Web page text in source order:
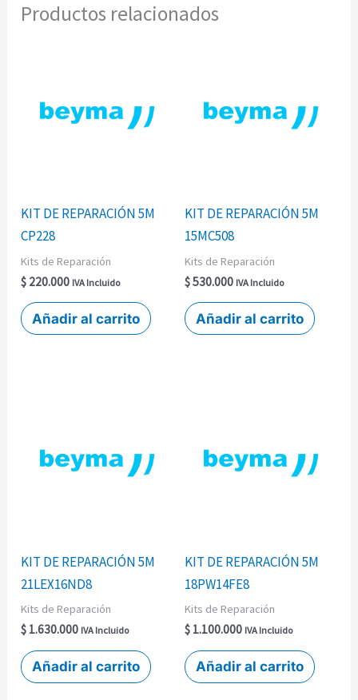
Productos relacionados
KIT DE REPARACIÓN 5M
CP228
Kits de Reparación
$ 220.000 IVA Incluido
Añadir al carrito
KIT DE REPARACIÓN 5M
15MC508
Kits de Reparación
$530.000 IVA Incluido
Añadir al carrito
KIT DE REPARACIÓN 5M
21LEX16ND8
Kits de Reparación
$ 1.630.000 IVA Incluido
Añadir al carrito
KIT DE REPARACIÓN 5M
18PW14FE8
Kits de Reparación
$ 1.100.000 IVA Incluido
Añadir al carrito